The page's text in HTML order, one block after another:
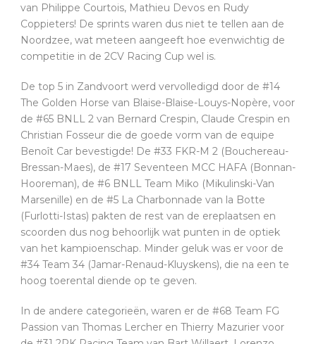
van Philippe Courtois, Mathieu Devos en Rudy
Coppieters! De sprints waren dus niet te tellen aan de
Noordzee, wat meteen aangeeft hoe evenwichtig de
competitie in de 2CV Racing Cup wel is.
De top 5 in Zandvoort werd vervolledigd door de #14
The Golden Horse van Blaise-Blaise-Louys-Nopère, voor
de #65 BNLL 2 van Bernard Crespin, Claude Crespin en
Christian Fosseur die de goede vorm van de equipe
Benoît Car bevestigde! De #33 FKR-M 2 (Bouchereau-
Bressan-Maes), de #17 Seventeen MCC HAFA (Bonnan-
Hooreman), de #6 BNLL Team Miko (Mikulinski-Van
Marsenille) en de #5 La Charbonnade van la Botte
(Furlotti-Istas) pakten de rest van de ereplaatsen en
scoorden dus nog behoorlijk wat punten in de optiek
van het kampioenschap. Minder geluk was er voor de
#34 Team 34 (Jamar-Renaud-Kluyskens), die na een te
hoog toerental diende op te geven.
In de andere categorieën, waren er de #68 Team FG
Passion van Thomas Lercher en Thierry Mazurier voor